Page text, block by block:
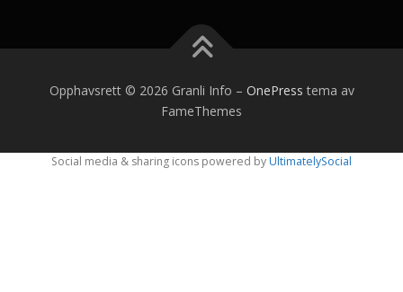
Opphavsrett © 2026 Granli Info – OnePress tema av
FameThemes
Social media & sharing icons powered byUltimatelySocial